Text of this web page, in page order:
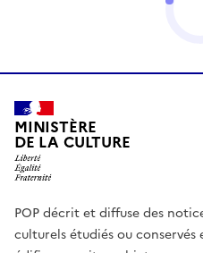
MINISTÈRE
DE LA CULTURE
POP décrit et diffuse des
culturels étudiés ou